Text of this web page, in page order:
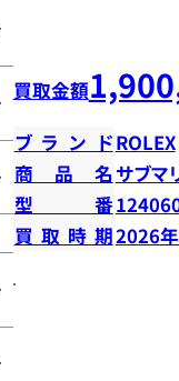
買取金額
ブランドROLEX
商品名 サブマ
型番
買取時期2026